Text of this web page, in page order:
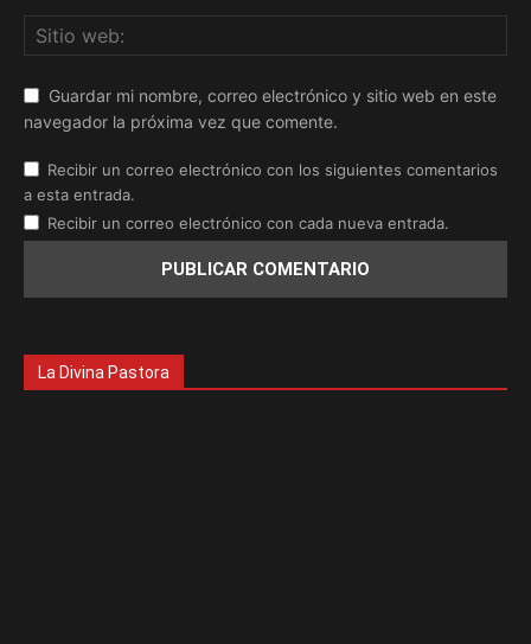
Guardar mi nombre, correo electrónico y sitio web en este
navegador la próxima vez que comente.
Recibir un correo electrónico con los siguientes comentarios
a esta entrada.
Recibir un correo electrónico con cada nueva entrada.
La Divina Pastora